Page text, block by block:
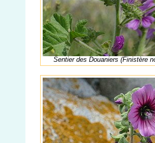
Sentier des Douaniers (Finistère